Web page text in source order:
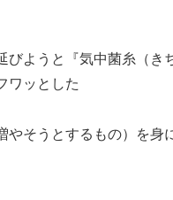
びようと『気中菌糸（き
ワッとした
やそうとするもの）を身